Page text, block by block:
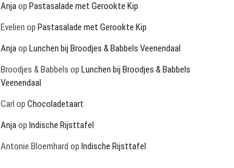
Anjaop Pastasalade met Gerookte Kip
Evelien op Pastasalade met Gerookte Kip
Anjaop Lunchen bij Broodjes & Babbels Veenendaal
Broodjes & Babbels op Lunchen bij Broodjes & Babbels
Veenendaal
Carl op Chocoladetaart
Anjaop Indische Rijsttafel
Antonie Bloemhard op Indische Rijsttafel